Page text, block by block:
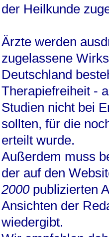
der Heilkunde
Ärzte werden
zugelassene
Deutschland
Therapiefreiheit -
Studien nicht bei
sollten, für die
erteilt wurde.
Außerdem muss
der auf den
2000publizierten
Ansichten der
wiedergibt.